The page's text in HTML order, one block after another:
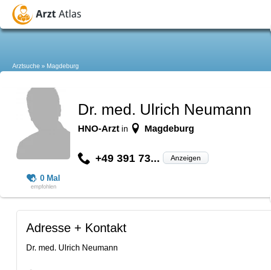
Arztsuche Magdeburg
0 Mal
Dr. med. Ulrich Neumann
HNO-Arzt in Magdeburg
+49 391 73... Anzeigen
Adresse + Kontakt
Dr. med. Ulrich Neumann